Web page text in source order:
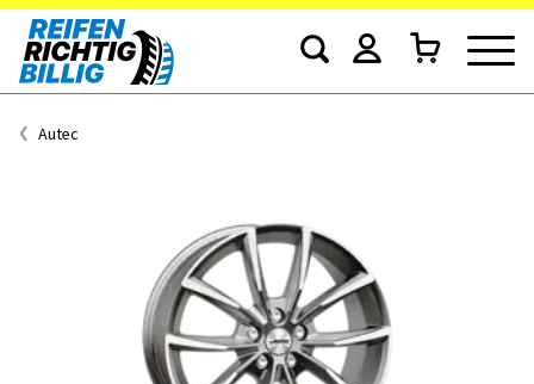
Autec